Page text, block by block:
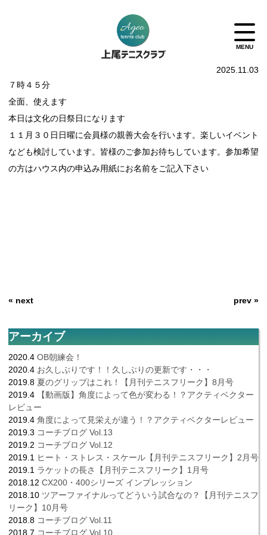
2025.11.03
７時４５分
全面、使えます
本日は文化の日祭日になります
１１月３０日日曜に会員様の親善大会を行います。楽しいイベント
なども検討しています。皆様のご参加お待ちしています。参加希望
の方はハウス内の申込み用紙にお名前をご記入下さい
« next prev »
アーカイブ
2020.4 OB朝練会！
2020.4 お久しぶりです！！久しぶりの更新です・・・
2019.8 夏のグリップはこれ！【月刊テニスフリーク】8月号
2019.4
【動画版】角度によって色が変わる！？アクティベクター
レビュー
2019.4 角度によって見栄えが違う！？アクティベクターレビュー
2019.3 コーチブログ Vol.13
2019.2 コーチブログ Vol.12
2019.1 ヒート・ストレス・スケール【月刊テニスフリーク】2月号
2019.1 ラケットの長さ【月刊テニスフリーク】1月号
2018.12 CX200・400シリーズ インプレッション
2018.10 ツアーファイナルってどういう試合なの？【月刊テニスフ
リーク】10月号
2018.8 コーチブログ Vol.11
2018.7 コーチブログ Vol.10